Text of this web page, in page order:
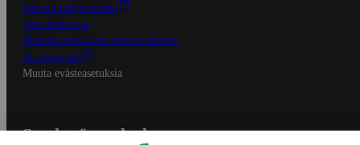
Palvelun käyttöehdot
Saavutettavuus
Mobiilisovelluksen saavutettavuus
Mainostajalle
Muuta evästeasetuksia
S-ryhmän palvelut